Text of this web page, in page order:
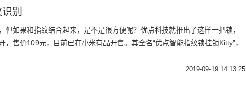
别
但如果和指纹结合起来，是不是很方便呢？优点科技就推出了这样一把锁，
，售价109元，目前已在小米有品开售。其全名“优点智能指纹锁挂锁Kitty”，
2019-09-19 14:13:25